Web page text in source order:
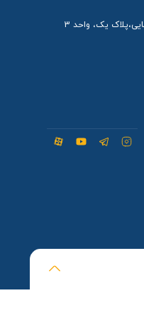
یک، واحد 3